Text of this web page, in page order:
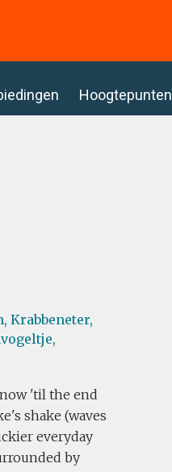
Hoogtepunten
Krabbeneter,
'til the end
shake (waves
everyday
by